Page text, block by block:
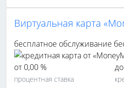
Виртуальная карта
бесплатное обслуживание
от 0,00 %
процентная ставка